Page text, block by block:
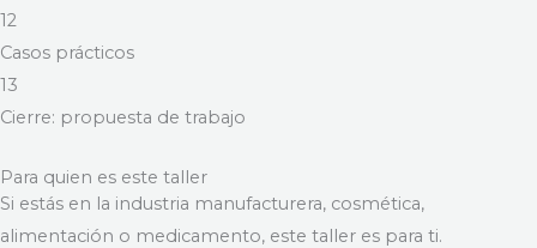
12
Casos prácticos
13
Cierre: propuesta de trabajo
Para quien es este taller
Si estás en la industria manufacturera, cosmética,
alimentación o medicamento, este taller es para ti.